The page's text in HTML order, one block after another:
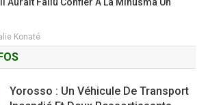
Aurait Fallu Confier À La Minusma Un
Konaté
Yorosso : Un Véhicule De Transport